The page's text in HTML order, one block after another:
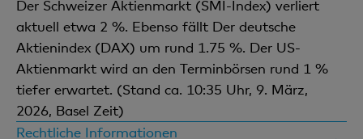
Der Schweizer Aktienmarkt (SMI-Index) verliert
aktuell etwa 2 %. Ebenso fällt Der deutsche
Aktienindex (DAX) um rund 1.75 %. Der US-
Aktienmarkt wird an den Terminbörsen rund 1 %
tiefer erwartet. (Stand ca. 10:35 Uhr, 9. März,
2026, Basel Zeit)
Rechtliche Informationen